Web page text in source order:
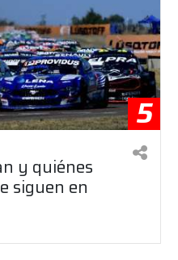
5
y quiénes
siguen en